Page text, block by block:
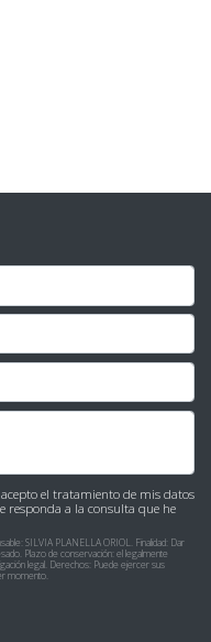
el tratamiento de mis datos
responda a la consulta que he
SILVIA PLANELLA ORIOL. Finalidad: Dar
Plazo de conservación: el legalmente
legal. Derechos: Puede ejercer sus
momento.